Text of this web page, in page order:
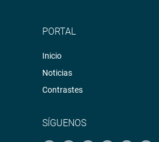
PORTAL
Inicio
Noticias
Contrastes
SÍGUENOS